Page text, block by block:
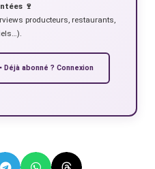
🍷
producteurs, restaurants,
Déjà abonné ? Connexion